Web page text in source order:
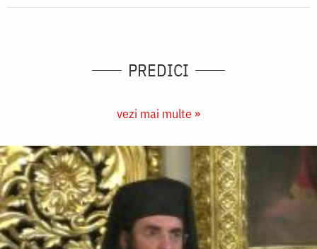
PREDICI
vezi mai multe »